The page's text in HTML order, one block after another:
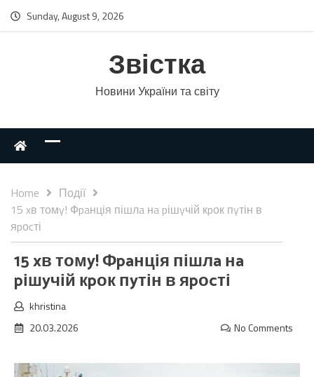
Sunday, August 9, 2026
Звістка
Новини України та світу
Home
Події
15 xв томy! Фpaнція пішлa нa pішyчій кpок пyтін в
яpоcті
15 xв томy! Фpaнція пішлa нa
pішyчій кpок пyтін в яpоcті
khristina
20.03.2026
No Comments